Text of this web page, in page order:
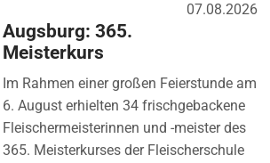
07.08.2026
Augsburg: 365.
Meisterkurs
Im Rahmen einer großen Feierstunde am
6. August erhielten 34 frischgebackene
Fleischermeisterinnen und -meister des
365. Meisterkurses der Fleischerschule